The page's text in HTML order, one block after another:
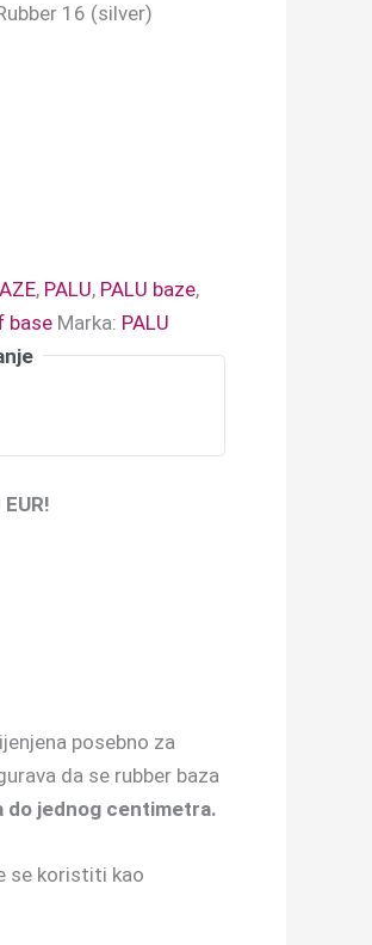
16 (silver)
, PALU, PALU baze,
base Marka: PALU
posebno za
da se rubber baza
do jednog centimetra.
se koristiti kao